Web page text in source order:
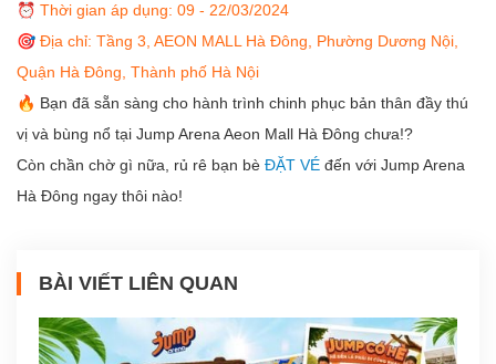
⏰ Thời gian áp dụng: 09 - 22/03/2024
️🎯 Địa chỉ: Tầng 3, AEON MALL Hà Đông, Phường Dương Nội,
Quận Hà Đông, Thành phố Hà Nội
🔥 Bạn đã sẵn sàng cho hành trình chinh phục bản thân đầy thú
vị và bùng nổ tại Jump Arena Aeon Mall Hà Đông chưa!?
Còn chần chờ gì nữa, rủ rê bạn bè ĐẶT VÉ đến với Jump Arena
Hà Đông ngay thôi nào!
BÀI VIẾT LIÊN QUAN